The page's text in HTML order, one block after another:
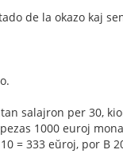
de la okazo kaj
salajron per 30,
1000 euroj
= 333 eŭroj, por B